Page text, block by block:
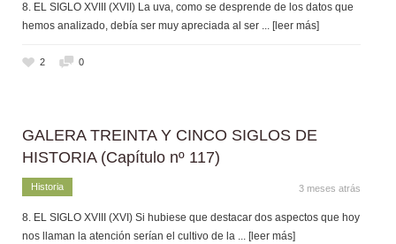
8. EL SIGLO XVIII (XVII) La uva, como se desprende de los datos que
hemos analizado, debía ser muy apreciada al ser ... [leer más]
2 0
GALERA TREINTA Y CINCO SIGLOS DE
HISTORIA (Capítulo nº 117)
Historia 3 meses atrás
8. EL SIGLO XVIII (XVI) Si hubiese que destacar dos aspectos que hoy
nos llaman la atención serían el cultivo de la ... [leer más]